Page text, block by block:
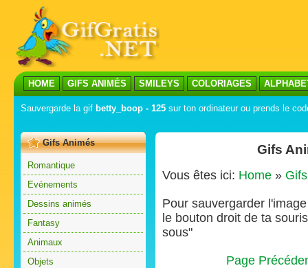
HOME GIFS ANIMÉS SMILEYS COLORIAGES
Sauvergarde la gif betty_boop - 125 sur ton ordinateur ou prends le
Gifs Animés
Romantique
Evénements
Dessins animés
Fantasy
Animaux
Objets
Gifs
Vous êtes ici: Home »
Pour sauvergarder
le bouton droit de ta
sous"
Page